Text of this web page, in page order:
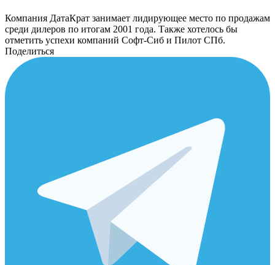
Компания ДатаКрат занимает лидирующее место по продажам
среди дилеров по итогам 2001 года. Также хотелось бы
отметить успехи компаний Софт-Сиб и Пилот СПб.
Поделиться